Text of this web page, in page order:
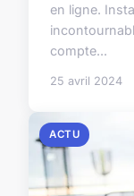
en ligne.
compte...
25 avril 2024
ACTU